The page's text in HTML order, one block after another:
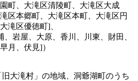
町、大滝区清陵町、大滝区大成
区本郷町、大滝区本町、大滝区円
滝区優徳町]、
岩屋、大原、香川、川東、財田、
月、伏見]）
大滝村」の地域、洞爺湖町のうち